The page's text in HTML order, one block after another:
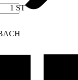
1 ST